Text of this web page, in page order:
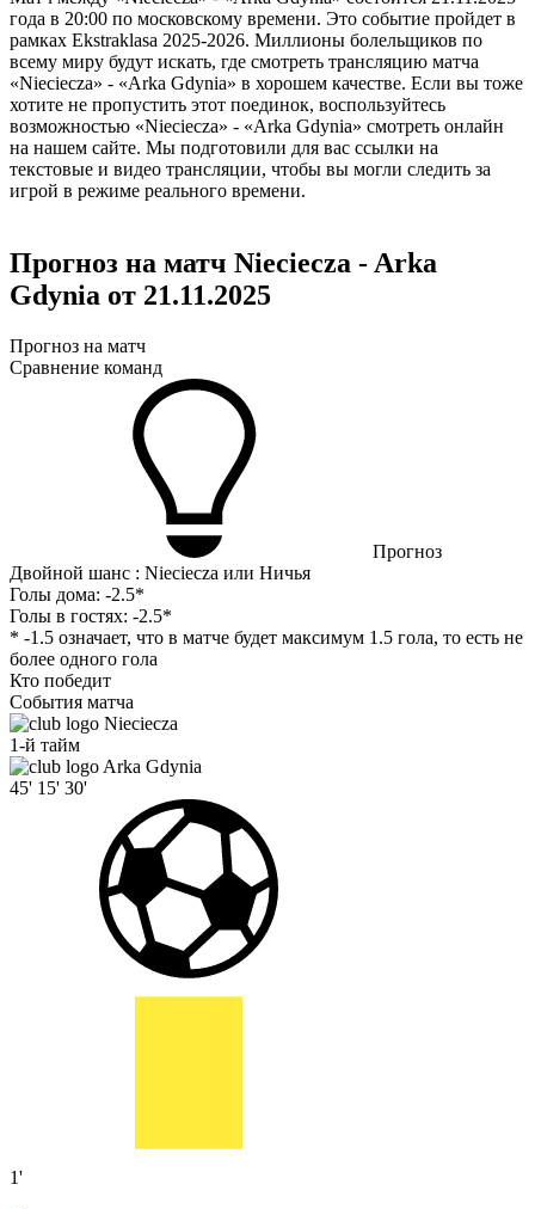
года в 20:00 по московскому времени. Это событие пройдет в
рамках Ekstraklasa 2025-2026. Миллионы болельщиков по
всему миру будут искать, где смотреть трансляцию матча
«Nieciecza» - «Arka Gdynia» в хорошем качестве. Если вы тоже
хотите не пропустить этот поединок, воспользуйтесь
возможностью «Nieciecza» - «Arka Gdynia» смотреть онлайн
на нашем сайте. Мы подготовили для вас ссылки на
текстовые и видео трансляции, чтобы вы могли следить за
игрой в режиме реального времени.
Прогноз на матч Nieciecza - Arka
Gdynia от 21.11.2025
Прогноз на матч
Сравнение команд
Прогноз
Двойной шанс : Nieciecza или Ничья
Голы дома: -2.5*
Голы в гостях: -2.5*
* -1.5 означает, что в матче будет максимум 1.5 гола, то есть не
более одного гола
Кто победит
События матча
Nieciecza
1-й тайм
Arka Gdynia
45' 15' 30'
1'